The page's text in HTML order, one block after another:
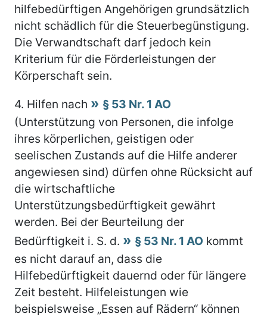
hilfebedürftigen Angehörigen grundsätzlich
nicht schädlich für die Steuerbegünstigung.
Die Verwandtschaft darf jedoch kein
Kriterium für die Förderleistungen der
Körperschaft sein.
4. Hilfen nach
§ 53 Nr. 1 AO
(Unterstützung von Personen, die infolge
ihres körperlichen, geistigen oder
seelischen Zustands auf die Hilfe anderer
angewiesen sind) dürfen ohne Rücksicht auf
die wirtschaftliche
Unterstützungsbedürftigkeit gewährt
werden. Bei der Beurteilung der
Bedürftigkeit i. S. d.
§ 53 Nr. 1 AO kommt
es nicht darauf an, dass die
Hilfebedürftigkeit dauernd oder für längere
Zeit besteht. Hilfeleistungen wie
beispielsweise „Essen auf Rädern“ können